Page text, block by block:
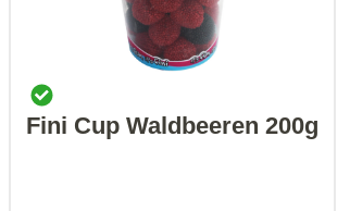
Fini Cup Waldbeeren 200g